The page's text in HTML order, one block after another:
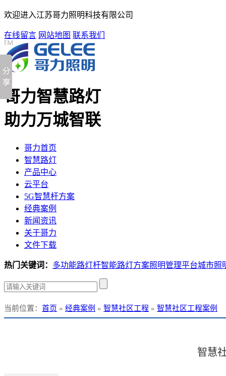
欢迎进入江苏哥力照明科技有限公司
在线留言 网站地图 联系我们
哥力智慧路灯
助力万城智联
哥力首页
智慧路灯
产品中心
云平台
5G智慧杆方案
经典案例
新闻资讯
关于哥力
文件下载
热门关键词： 多功能路灯杆智能路灯方案照明管理平台城市照
当前位置： 首页 » 经典案例 » 智慧社区工程 » 智慧社区工程案例
智慧